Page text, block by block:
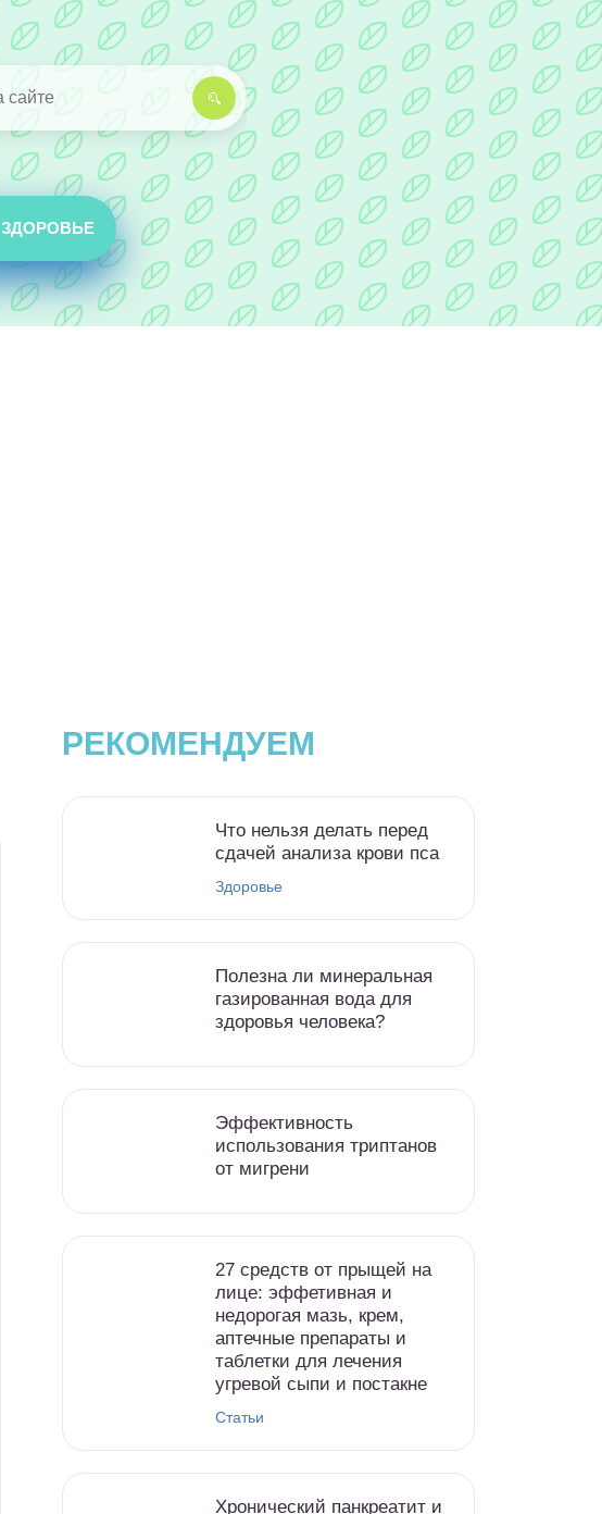
ЗДОРОВЬЕ
РЕКОМЕНДУЕМ
Что нельзя делать перед
сдачей анализа крови пса
Здоровье
Полезна ли минеральная
газированная вода для
здоровья человека?
Эффективность
использования триптанов
от мигрени
27 средств от прыщей на
лице: эффетивная и
недорогая мазь, крем,
аптечные препараты и
таблетки для лечения
угревой сыпи и постакне
Статьи
Хронический панкреатит и